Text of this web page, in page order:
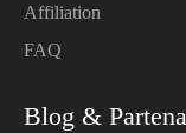
Affiliation
FAQ
Blog &